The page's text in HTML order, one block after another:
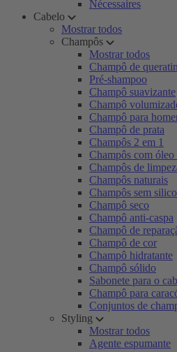
Nécessaires
Cabelo
Mostrar todos
Champôs
Mostrar todos
Champô de
Pré-shampoo
Champô suavizante
Champô
Champô para
Champô de prata
Champôs 2 em 1
Champôs com óleo
Champôs de
Champôs naturais
Champôs sem
Champô seco
Champô anti-caspa
Champô de
Champô de cor
Champô hidratante
Champô sólido
Sabonete para o
Champô para
Conjuntos de
Styling
Mostrar todos
Agente espumante